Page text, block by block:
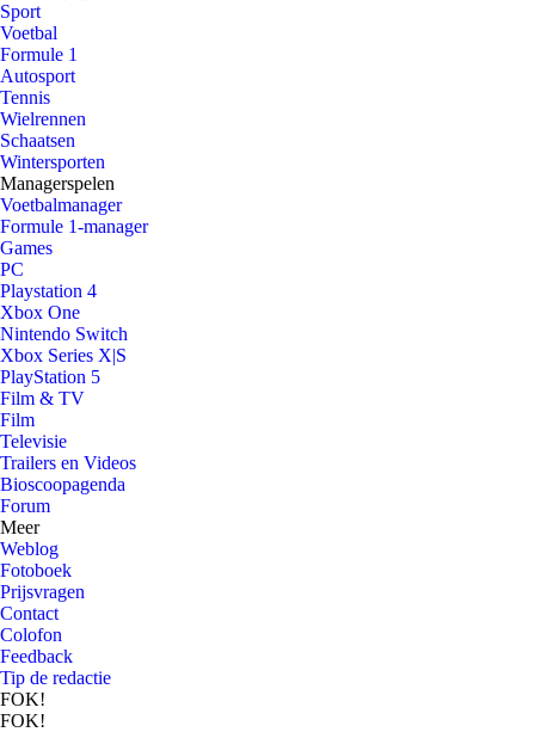
Sport
Voetbal
Formule 1
Autosport
Tennis
Wielrennen
Schaatsen
Wintersporten
Managerspelen
Voetbalmanager
Formule 1-manager
Games
PC
Playstation 4
Xbox One
Nintendo Switch
Xbox Series X|S
PlayStation 5
Film & TV
Film
Televisie
Trailers en Videos
Bioscoopagenda
Forum
Meer
Weblog
Fotoboek
Prijsvragen
Contact
Colofon
Feedback
Tip de redactie
FOK!
FOK!